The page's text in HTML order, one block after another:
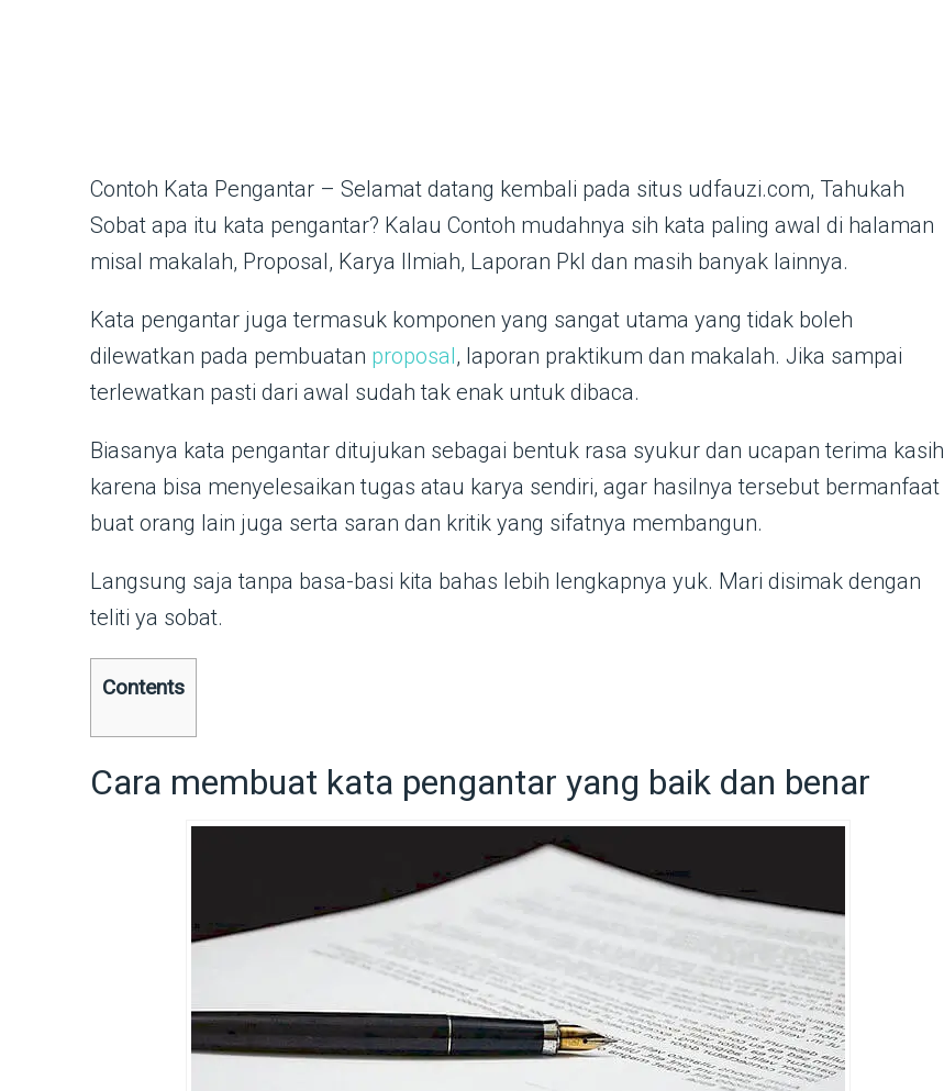
Contoh Kata Pengantar – Selamat datang kembali pada situs udfauzi.com, Tahukah
Sobat apa itu kata pengantar? Kalau Contoh mudahnya sih kata paling awal di halaman
misal makalah, Proposal, Karya Ilmiah, Laporan Pkl dan masih banyak lainnya.
Kata pengantar juga termasuk komponen yang sangat utama yang tidak boleh
dilewatkan pada pembuatan proposal, laporan praktikum dan makalah. Jika sampai
terlewatkan pasti dari awal sudah tak enak untuk dibaca.
Biasanya kata pengantar ditujukan sebagai bentuk rasa syukur dan ucapan terima kasih
karena bisa menyelesaikan tugas atau karya sendiri, agar hasilnya tersebut bermanfaat
buat orang lain juga serta saran dan kritik yang sifatnya membangun.
Langsung saja tanpa basa-basi kita bahas lebih lengkapnya yuk. Mari disimak dengan
teliti ya sobat.
Contents
Cara membuat kata pengantar yang baik dan benar